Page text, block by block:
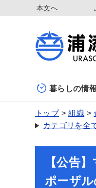
本文へ
暮らしの情報
トップ 組織
カテゴリを全
【公告
ポーザ